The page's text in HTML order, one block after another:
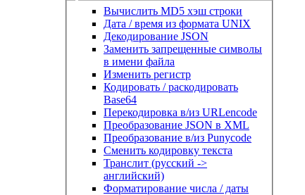
Вычислить MD5 хэш строки
Дата / время из формата UNIX
Декодирование JSON
Заменить запрещенные символы
в имени файла
Изменить регистр
Кодировать / раскодировать
Base64
Перекодировка в/из URLencode
Преобразование JSON в XML
Преобразование в/из Punycode
Сменить кодировку текста
Транслит (русский ->
английский)
Форматирование числа / даты